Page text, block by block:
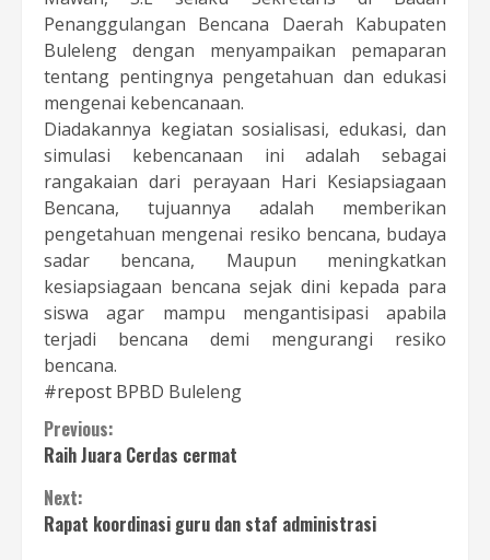
Penanggulangan Bencana Daerah Kabupaten
Buleleng dengan menyampaikan pemaparan
tentang pentingnya pengetahuan dan edukasi
mengenai kebencanaan.
Diadakannya kegiatan sosialisasi, edukasi, dan
simulasi kebencanaan ini adalah sebagai
rangakaian dari perayaan Hari Kesiapsiagaan
Bencana, tujuannya adalah memberikan
pengetahuan mengenai resiko bencana, budaya
sadar bencana, Maupun meningkatkan
kesiapsiagaan bencana sejak dini kepada para
siswa agar mampu mengantisipasi apabila
terjadi bencana demi mengurangi resiko
bencana.
#repost BPBD Buleleng
Continue
Reading
Previous:
Raih Juara Cerdas cermat
Next:
Rapat koordinasi guru dan staf administrasi